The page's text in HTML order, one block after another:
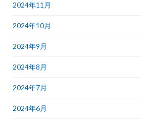
2024年11月
2024年10月
2024年9月
2024年8月
2024年7月
2024年6月